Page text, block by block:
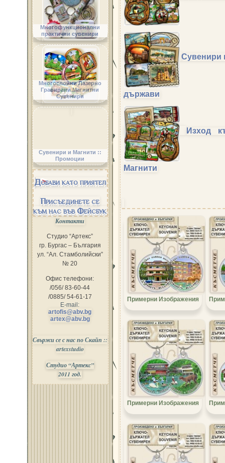
Сувенири
държави
Изход
Магнити
Примерни Изображения
Примерни Изображения
Многофункционални
практични сувенири
Многослойни Лазерно
Гравирани Магнитни
Сувенири
Сувенири и Магнити ::
Промоции
Добави като приятел
Присъединете се
към нас във Фейсбук
Контакти
Студио “Артекс”
гр. Бургас – България
ул. “Ал. Стамболийски”
№ 20
Офис телефони:
/056/ 83-60-44
/0885/ 54-61-17
E-mail:
artofis@abv.bg
artex@abv.bg
Свържи се с нас по Скайп ::
artexstudio
Студио “Артекс”
2011 год.